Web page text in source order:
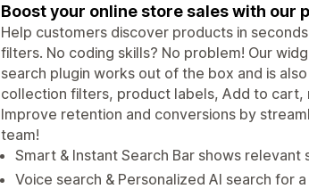
Boost your online store sales with
Help customers discover products in
filters. No coding skills? No problem! Our
search plugin works out of the box and is
collection filters, product labels, Add to cart,
Improve retention and conversions by
team!
Smart & Instant Search Bar shows
Voice search & Personalized AI search for